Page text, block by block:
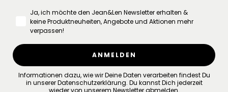
Ja, ich möchte den Jean&Len Newsletter erhalten &
keine Produktneuheiten, Angebote und Aktionen mehr
verpassen!
ANMELDEN
Informationen dazu, wie wir Deine Daten verarbeiten findest Du
in unsererDatenschutzerklärung. Du kannst Dich jederzeit
wieder von unserem Newsletter abmelden.